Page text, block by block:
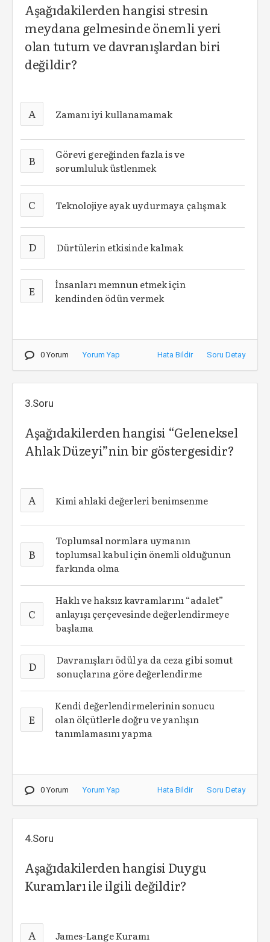
Aşağıdakilerden hangisi stresin
meydana gelmesinde önemli yeri
olan tutum ve davranışlardan biri
değildir?
A Zamanı iyi kullanamamak
B
Görevi gereğinden fazla is ve
sorumluluk üstlenmek
C Teknolojiye ayak uydurmaya çalışmak
D Dürtülerin etkisinde kalmak
E
İnsanları memnun etmek için
kendinden ödün vermek
0 Yorum Yorum Yap Hata Bildir Soru Detay
3.Soru
Aşağıdakilerden hangisi “Geleneksel
Ahlak Düzeyi”nin bir göstergesidir?
A Kimi ahlaki değerleri benimsenme
B
Toplumsal normlara uymanın
toplumsal kabul için önemli olduğunun
farkında olma
C
Haklı ve haksız kavramlarını “adalet”
anlayışı çerçevesinde değerlendirmeye
başlama
D
Davranışları ödül ya da ceza gibi somut
sonuçlarına göre değerlendirme
E
Kendi değerlendirmelerinin sonucu
olan ölçütlerle doğru ve yanlışın
tanımlamasını yapma
0 Yorum Yorum Yap Hata Bildir Soru Detay
4.Soru
Aşağıdakilerden hangisi Duygu
Kuramları ile ilgili değildir?
A James-Lange Kuramı